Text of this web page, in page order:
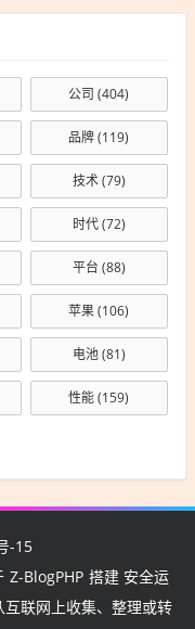
公司 (404)
品牌(119)
技术(79)
时代(72)
平台 (88)
苹果(106)
电池(81)
性能(159)
-15
Z-BlogPHP 搭建 安全运
联网上收集、整理或转